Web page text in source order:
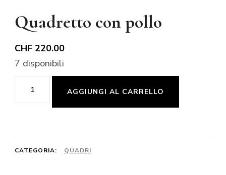
Quadretto con pollo
CHF 220.00
7 disponibili
Quadretto
con
AGGIUNGI AL CARRELLO
CATEGORIA: QUADRI